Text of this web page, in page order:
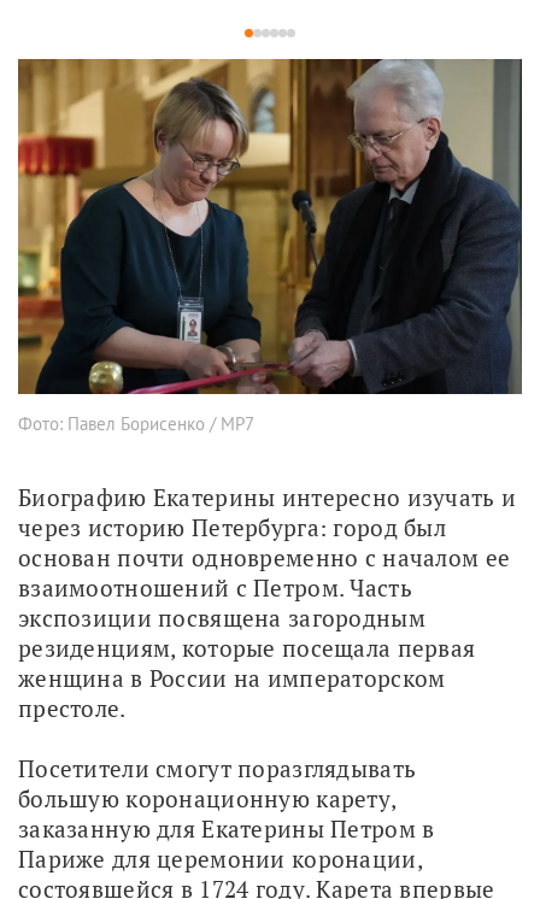
123456
Фото: Павел Борисенко / МР7
Биографию Екатерины интересно изучать и
через историю Петербурга: город был
основан почти одновременно с началом ее
взаимоотношений с Петром. Часть
экспозиции посвящена загородным
резиденциям, которые посещала первая
женщина в России на императорском
престоле.
Посетители смогут поразглядывать
большую коронационную карету,
заказанную для Екатерины Петром в
Париже для церемонии коронации,
состоявшейся в 1724 году. Карета впервые